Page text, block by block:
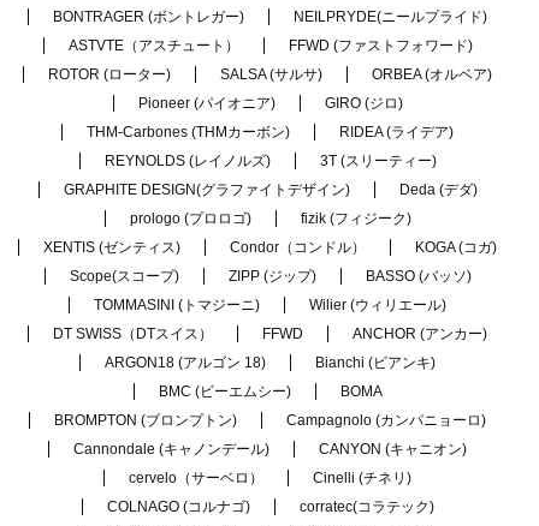
BONTRAGER (ボントレガー)
NEILPRYDE(ニールプライド)
ASTVTE（アスチュート）
FFWD (ファストフォワード)
ROTOR (ローター)
SALSA (サルサ)
ORBEA (オルベア)
Pioneer (パイオニア)
GIRO (ジロ)
THM-Carbones (THMカーボン)
RIDEA (ライデア)
REYNOLDS (レイノルズ)
3T (スリーティー)
GRAPHITE DESIGN(グラファイトデザイン)
Deda (デダ)
prologo (プロロゴ)
fizik (フィジーク)
XENTIS (ゼンティス)
Condor（コンドル）
KOGA (コガ)
Scope(スコープ)
ZIPP (ジップ)
BASSO (バッソ)
TOMMASINI (トマジーニ)
Wilier (ウィリエール)
DT SWISS（DTスイス）
FFWD
ANCHOR (アンカー)
ARGON18 (アルゴン 18)
Bianchi (ビアンキ)
BMC (ビーエムシー)
BOMA
BROMPTON (ブロンプトン)
Campagnolo (カンパニョーロ)
Cannondale (キャノンデール)
CANYON (キャニオン)
cervelo（サーベロ）
Cinelli (チネリ)
COLNAGO (コルナゴ)
corratec(コラテック)